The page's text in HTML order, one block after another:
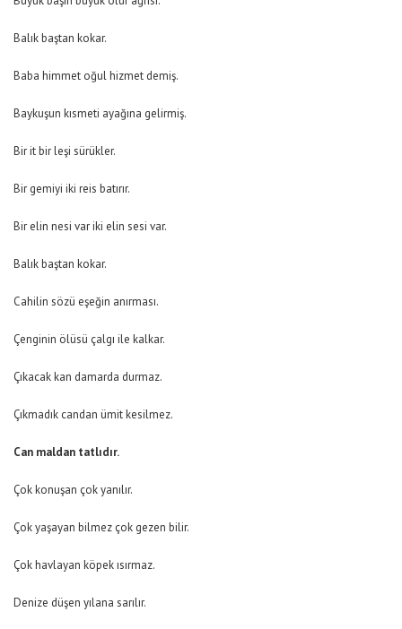
Balık baştan kokar.
Baba himmet oğul hizmet demiş.
Baykuşun kısmeti ayağına gelirmiş.
Bir it bir leşi sürükler.
Bir gemiyi iki reis batırır.
Bir elin nesi var iki elin sesi var.
Balık baştan kokar.
Cahilin sözü eşeğin anırması.
Çenginin ölüsü çalgı ile kalkar.
Çıkacak kan damarda durmaz.
Çıkmadık candan ümit kesilmez.
Can maldan tatlıdır.
Çok konuşan çok yanılır.
Çok yaşayan bilmez çok gezen bilir.
Çok havlayan köpek ısırmaz.
Denize düşen yılana sarılır.